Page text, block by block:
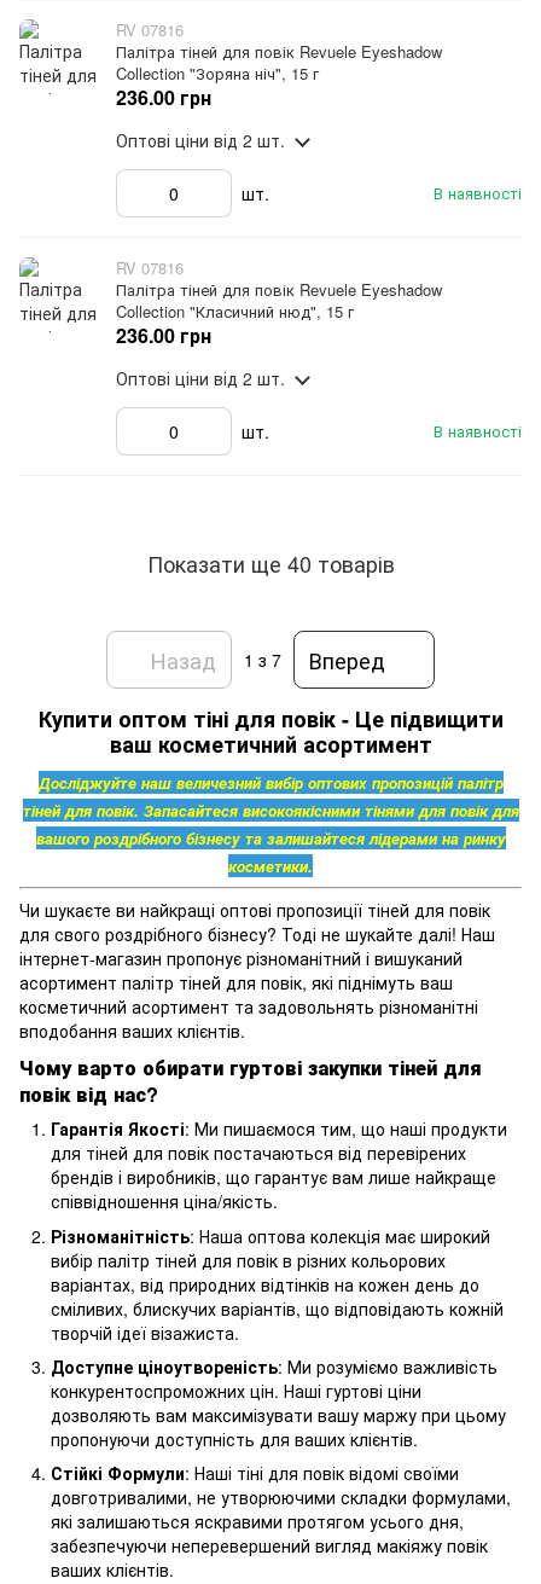
RV 07816
Палітра тіней для повік Revuele Eyeshadow
Collection "Зоряна ніч", 15 г
В наявності
236.00 грн
Оптові ціни від 2 шт.
шт.
RV 07816
Палітра тіней для повік Revuele Eyeshadow
Collection "Класичний нюд", 15 г
В наявності
236.00 грн
Оптові ціни від 2 шт.
шт.
Показати ще 40 товарів
Назад 1 з 7
Вперед
Купити оптом тіні для повік - Це підвищити
ваш косметичний асортимент
Досліджуйте наш величезний вибір оптових пропозицій палітр
тіней для повік. Запасайтеся високоякісними тінями для повік для
вашого роздрібного бізнесу та залишайтеся лідерами на ринку
косметики.
Чи шукаєте ви найкращі оптові пропозиції тіней для повік
для свого роздрібного бізнесу? Тоді не шукайте далі! Наш
інтернет-магазин пропонує різноманітний і вишуканий
асортимент палітр тіней для повік, які піднімуть ваш
косметичний асортимент та задовольнять різноманітні
вподобання ваших клієнтів.
Чому варто обирати гуртові закупки тіней для
повік від нас?
Гарантія Якості: Ми пишаємося тим, що наші продукти
для тіней для повік постачаються від перевірених
брендів і виробників, що гарантує вам лише найкраще
співвідношення ціна/якість.
Різноманітність: Наша оптова колекція має широкий
вибір палітр тіней для повік в різних кольорових
варіантах, від природних відтінків на кожен день до
сміливих, блискучих варіантів, що відповідають кожній
творчій ідеї візажиста.
Доступне ціноутвореність: Ми розуміємо важливість
конкурентоспроможних цін. Наші гуртові ціни
дозволяють вам максимізувати вашу маржу при цьому
пропонуючи доступність для ваших клієнтів.
Стійкі Формули: Наші тіні для повік відомі своїми
довготривалими, не утворюючими складки формулами,
які залишаються яскравими протягом усього дня,
забезпечуючи неперевершений вигляд макіяжу повік
ваших клієнтів.